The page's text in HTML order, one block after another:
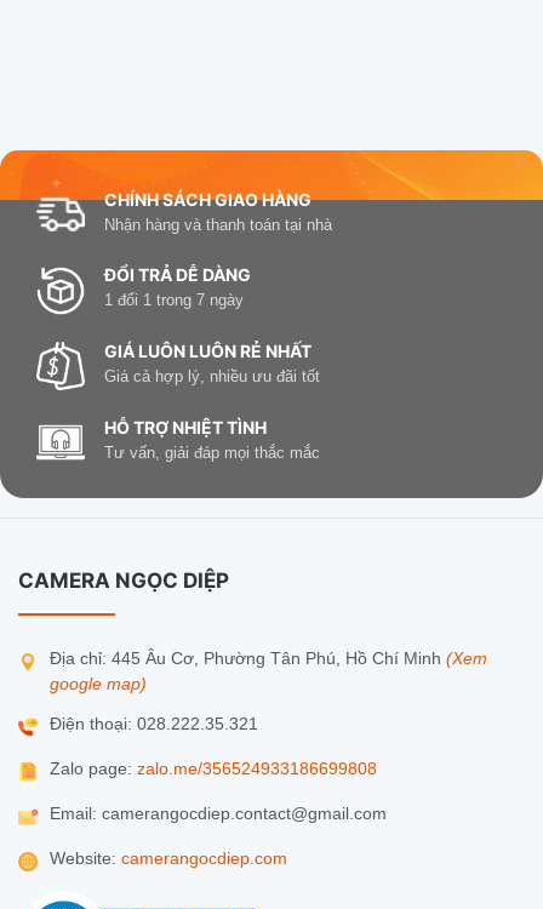
CHÍNH SÁCH GIAO HÀNG
Nhận hàng và thanh toán tại nhà
ĐỔI TRẢ DỄ DÀNG
1 đổi 1 trong 7 ngày
GIÁ LUÔN LUÔN RẺ NHẤT
Giá cả hợp lý, nhiều ưu đãi tốt
HỖ TRỢ NHIỆT TÌNH
Tư vấn, giải đáp mọi thắc mắc
CAMERA NGỌC DIỆP
Địa chỉ: 445 Âu Cơ, Phường Tân Phú, Hồ Chí Minh (Xem
google map)
Điện thoại: 028.222.35.321
Zalo page: zalo.me/356524933186699808
Email: camerangocdiep.contact@gmail.com
Website: camerangocdiep.com